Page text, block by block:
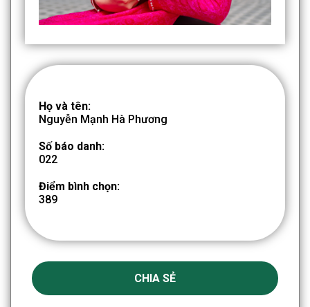
Họ và tên:
Nguyễn Mạnh Hà Phương
Số báo danh:
022
Điểm bình chọn:
389
CHIA SẺ